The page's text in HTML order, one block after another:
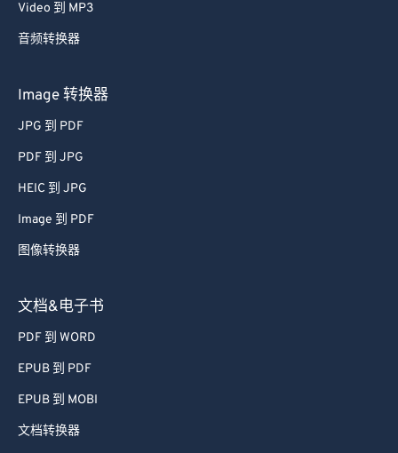
Video 到 MP3
音频转换器
Image 转换器
JPG 到 PDF
PDF 到 JPG
HEIC 到 JPG
Image 到 PDF
图像转换器
文档&电子书
PDF 到 WORD
EPUB 到 PDF
EPUB 到 MOBI
文档转换器